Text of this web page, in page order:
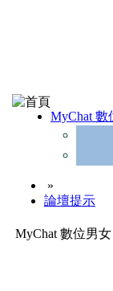
MyChat 數
»
論壇提示
MyChat 數位男